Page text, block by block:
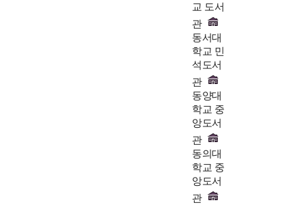
교 도서
관
동서대
학교 민
석도서
관
동양대
학교 중
앙도서
관
동의대
학교 중
앙도서
관